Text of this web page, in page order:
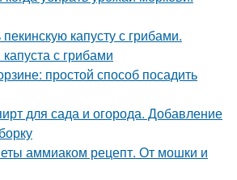
пекинскую капусту с грибами.
с грибами
простой способ посадить
для сада и огорода. Добавление
аммиаком рецепт. От мошки и